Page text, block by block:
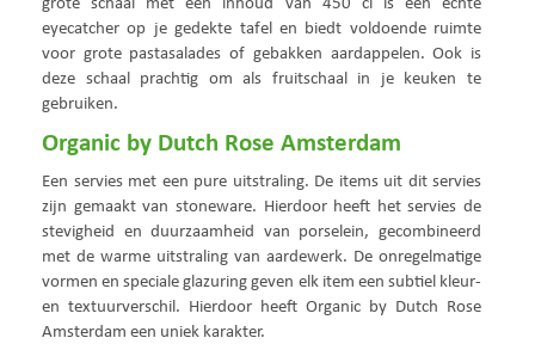
eyecatcher op je gedekte tafel en biedt voldoende ruimte
voor grote pastasalades of gebakken aardappelen. Ook is
deze schaal prachtig om als fruitschaal in je keuken te
gebruiken.
Organic by Dutch Rose Amsterdam
Een servies met een pure uitstraling. De items uit dit servies
zijn gemaakt van stoneware. Hierdoor heeft het servies de
stevigheid en duurzaamheid van porselein, gecombineerd
met de warme uitstraling van aardewerk. De onregelmatige
vormen en speciale glazuring geven elk item een subtiel kleur-
en textuurverschil. Hierdoor heeft Organic by Dutch Rose
Amsterdam een uniek karakter.